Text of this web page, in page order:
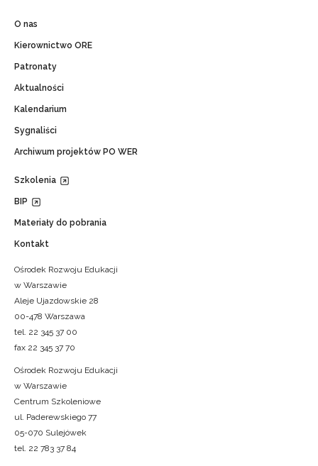
O nas
Kierownictwo ORE
Patronaty
Aktualności
Kalendarium
Sygnaliści
Archiwum projektów PO WER
Szkolenia
BIP
Materiały do pobrania
Kontakt
Ośrodek Rozwoju Edukacji
w Warszawie
Aleje Ujazdowskie 28
00-478 Warszawa
tel. 22 345 37 00
fax 22 345 37 70
Ośrodek Rozwoju Edukacji
w Warszawie
Centrum Szkoleniowe
ul. Paderewskiego 77
05-070 Sulejówek
tel. 22 783 37 84